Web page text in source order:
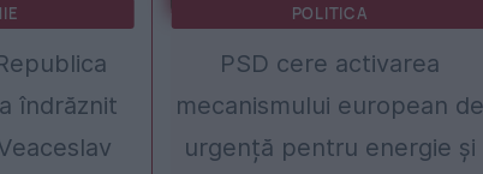
îndrăznit
POLITICA
PSD cere activarea
mecanismului european
urgență pentru energie și